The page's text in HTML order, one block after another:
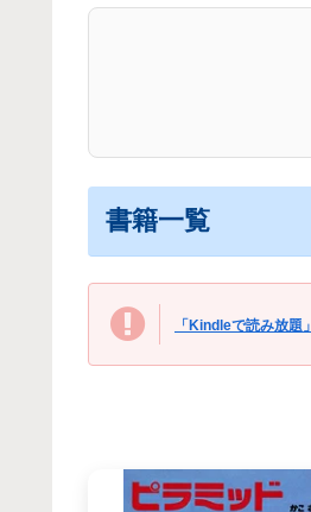
書籍一覧
「Kindleで読み放題」